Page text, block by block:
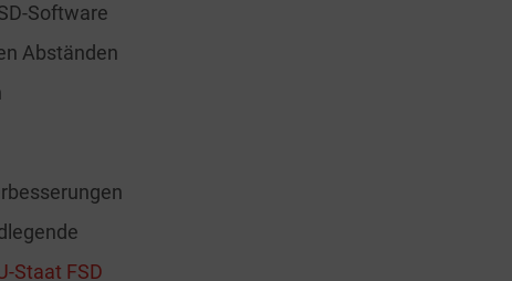
Software
Abständen
Staat FSD